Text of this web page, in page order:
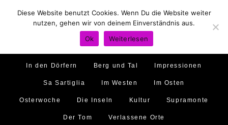
Hirtenland Traumstrände Feste feiern
Golfo di Orosei Im Norden
Murales Ambiente
In den Dörfern Berg und Tal Impressionen
Sa Sartiglia Im Westen Im Osten
Osterwoche Die Inseln Kultur Supramonte
Der Tom Verlassene Orte
Diese Website benutzt Cookies. Wenn Du die Website weiter
nutzen, gehen wir von deinem Einverständnis aus.
Ok
Weiterlesen